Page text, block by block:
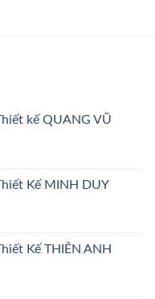
kế QUANG VŨ
Kế MINH DUY
Kế THIÊN ANH